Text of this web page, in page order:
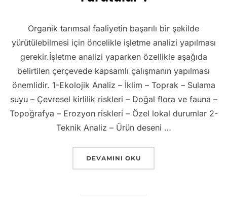
Organik tarımsal faaliyetin başarılı bir şekilde
yürütülebilmesi için öncelikle işletme analizi yapılması
gerekir.İşletme analizi yaparken özellikle aşağıda
belirtilen çerçevede kapsamlı çalışmanın yapılması
önemlidir. 1-Ekolojik Analiz – İklim – Toprak – Sulama
suyu – Çevresel kirlilik riskleri – Doğal flora ve fauna –
Topoğrafya – Erozyon riskleri – Özel lokal durumlar 2-
Teknik Analiz – Ürün deseni …
“ORGANIK TARIM NASIL PLANLANIR
DEVAMINI OKU